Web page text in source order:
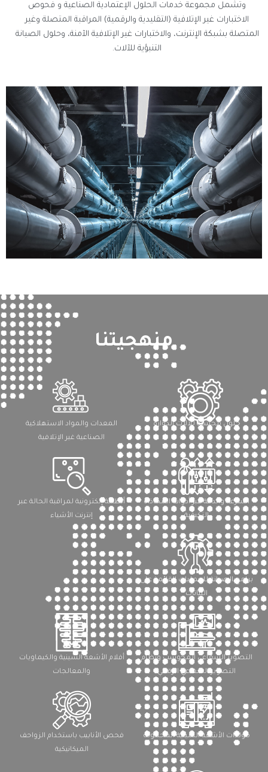
وتشمل مجموعة خدمات الحلول الإعتمادية الصناعية و فحوص
الاختبارات غير الإتلافية (التقليدية والرقمية) المراقبة المتصلة وغير
المتصلة بشبكة الإنترنت، والاختبارات غير الإتلافية الآمنة، وحلول الصيانة
التنبؤية للآلات.
منهجيتنا
حلول محسّنة للآلات الدوَّارة
المعدات والمواد الاستهلاكية
الصناعية غير الإتلافية
السرعة والدقة عبر أدوات المحاذاة
التكيفية
أنظمة إلكترونية لمراقبة الحالة عبر
إنترنت الأشياء
برامج الصيانة للعمليات القائمة على
البيانات
التصوير الشعاعي المحوسب ونظام
التصوير الشعاعي الرقمي
أفلام الأشعة السينية والكيماويات
والمعالجات
مولدات الأشعة السينية المحمولة
فحص الأنابيب باستخدام الزواحف
الميكانيكية